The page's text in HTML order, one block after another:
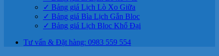
✓ Bảng giá Lịch Lò Xo Giữa
✓ Bảng giá Bìa Lịch Gắn Bloc
✓ Bảng giá Lịch Bloc Khổ Đại
Tư vấn & Đặt hàng: 0983 559 554